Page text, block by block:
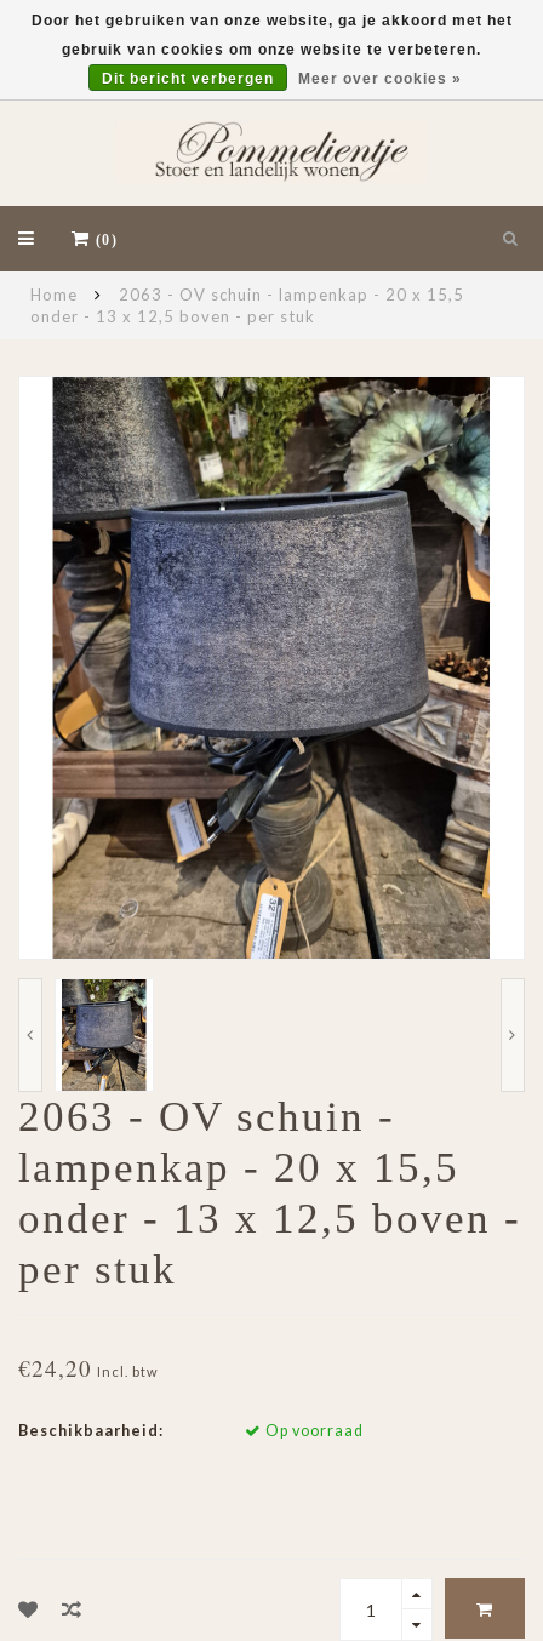
(0)
Home
2063 - OV schuin - lampenkap - 20 x 15,5
onder - 13 x 12,5 boven - per stuk
2063 - OV schuin -
lampenkap - 20 x 15,5
onder - 13 x 12,5 boven -
per stuk
€24,20 Incl. btw
Beschikbaarheid: Op voorraad
Door het gebruiken van onze website, ga je akkoord met het
gebruik van cookies om onze website te verbeteren.
Dit bericht verbergen
Meer over cookies »